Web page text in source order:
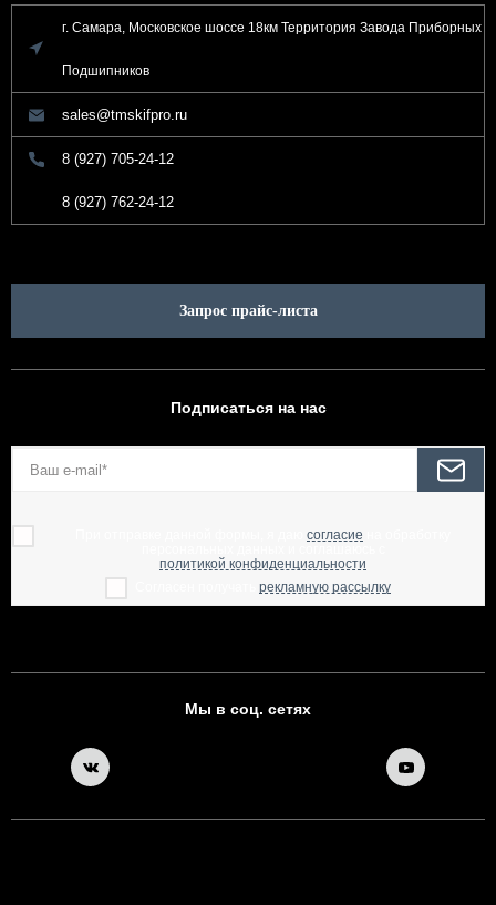
г. Самара, Московское шоссе 18км Территория Завода Приборных
Подшипников
sales@tmskifpro.ru
8 (927) 705-24-12
8 (927) 762-24-12
Запрос прайс-листа
Подписаться на нас
согласие
политикой конфиденциальности
рекламную рассылку
Мы в соц. сетях